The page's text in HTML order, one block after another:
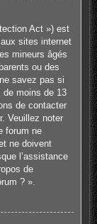
Act ») est
sites internet
mineurs âgés
ou des
savez pas si
de moins de 13
de contacter
Veuillez noter
forum ne
ne doivent
l’assistance
de
? ».